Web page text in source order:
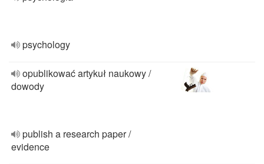
psychology
opublikować artykuł naukowy /
dowody
publish a research paper /
evidence